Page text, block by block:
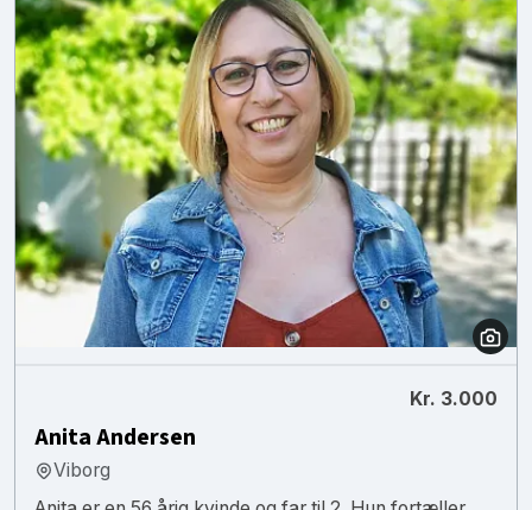
Kr. 3.000
Anita Andersen
Viborg